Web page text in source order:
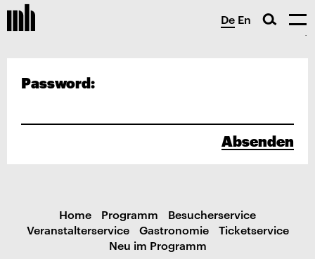
De En
Password:
Absenden
Home Programm
Besucherservice
Veranstalterservice
Gastronomie
Ticketservice
Neu im Programm